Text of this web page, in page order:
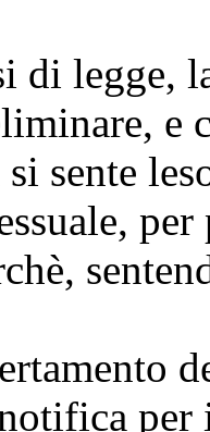
di legge,
e
sente
per